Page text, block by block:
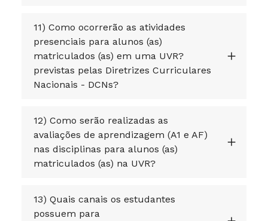
11) Como ocorrerão as atividades
presenciais para alunos (as)
matriculados (as) em uma UVR?
previstas pelas Diretrizes Curriculares
Nacionais - DCNs?
12) Como serão realizadas as
avaliações de aprendizagem (A1 e AF)
nas disciplinas para alunos (as)
matriculados (as) na UVR?
13) Quais canais os estudantes
possuem para